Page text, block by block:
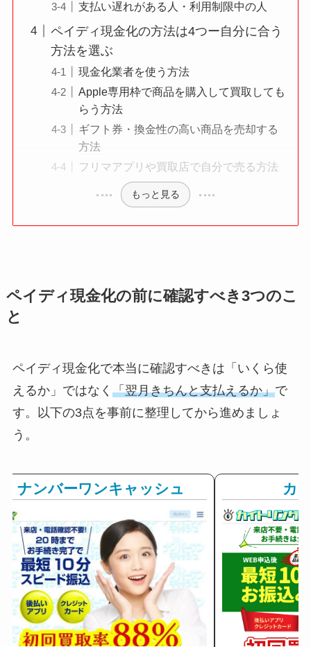
支払い遅れがある人・利用制限中の人
ペイディ現金化の方法は4つー自分に合う
方法を選ぶ
現金化業者を使う方法
Apple専用枠で商品を購入して買取しても
らう方法
ギフト券・換金性の高い商品を売却する
方法
フリマアプリや買取店で自分で売る方法
もっと見る
ペイディ現金化の前に確認すべき3つのこ
と
ペイディ現金化で本当に確認すべきは「いくら使
えるか」ではなく 「翌月きちんと支払えるか」で
す。以下の3点を事前に整理してから進めましょ
う。
ナンバーワンキャッシュ カ